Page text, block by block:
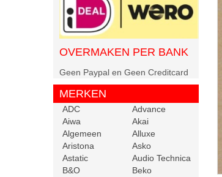
OVERMAKEN PER BANK
Geen Paypal en Geen Creditcard
MERKEN
ADC
Advance
Aiwa
Akai
Algemeen
Alluxe
Aristona
Asko
Astatic
Audio Technica
B&O
Beko